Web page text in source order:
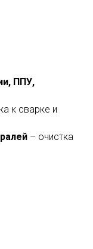
ППУ,
к сварке и
– очистка